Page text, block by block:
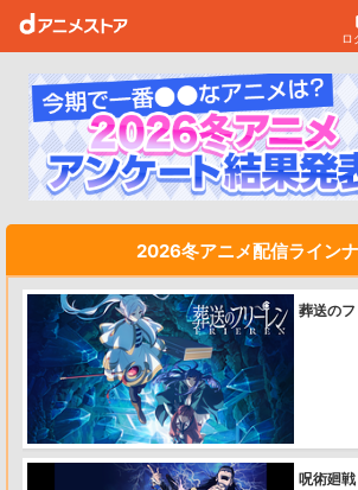
ロ
2026冬アニメ配信ライン
葬送の
呪術廻